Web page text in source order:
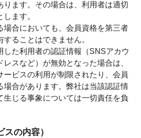
ります。その場合は、利用者は適切
ます。
場合においても、会員資格を第三者
ることはできません。
した利用者の認証情報（SNSアカウ
レスなど）が無効となった場合は、
ービスの利用が制限されたり、会員
場合があります。弊社は当該認証情
生じる事象については一切責任を負
の内容）